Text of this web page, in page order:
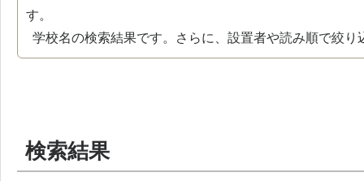
す。
学校名の検索結果です。さらに、設置者や読み順で絞り
検索結果